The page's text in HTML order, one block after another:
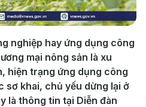
Video
nghiệp hay ứng dụng công
mại nông sản là xu
hiện trạng ứng dụng công
sơ khai, chủ yếu dừng lại ở
là thông tin tại Diễn đàn